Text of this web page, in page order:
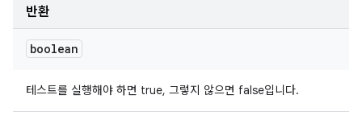
반환
boolean
테스트를 실행해야 하면 true, 그렇지 않으면 false입니다.